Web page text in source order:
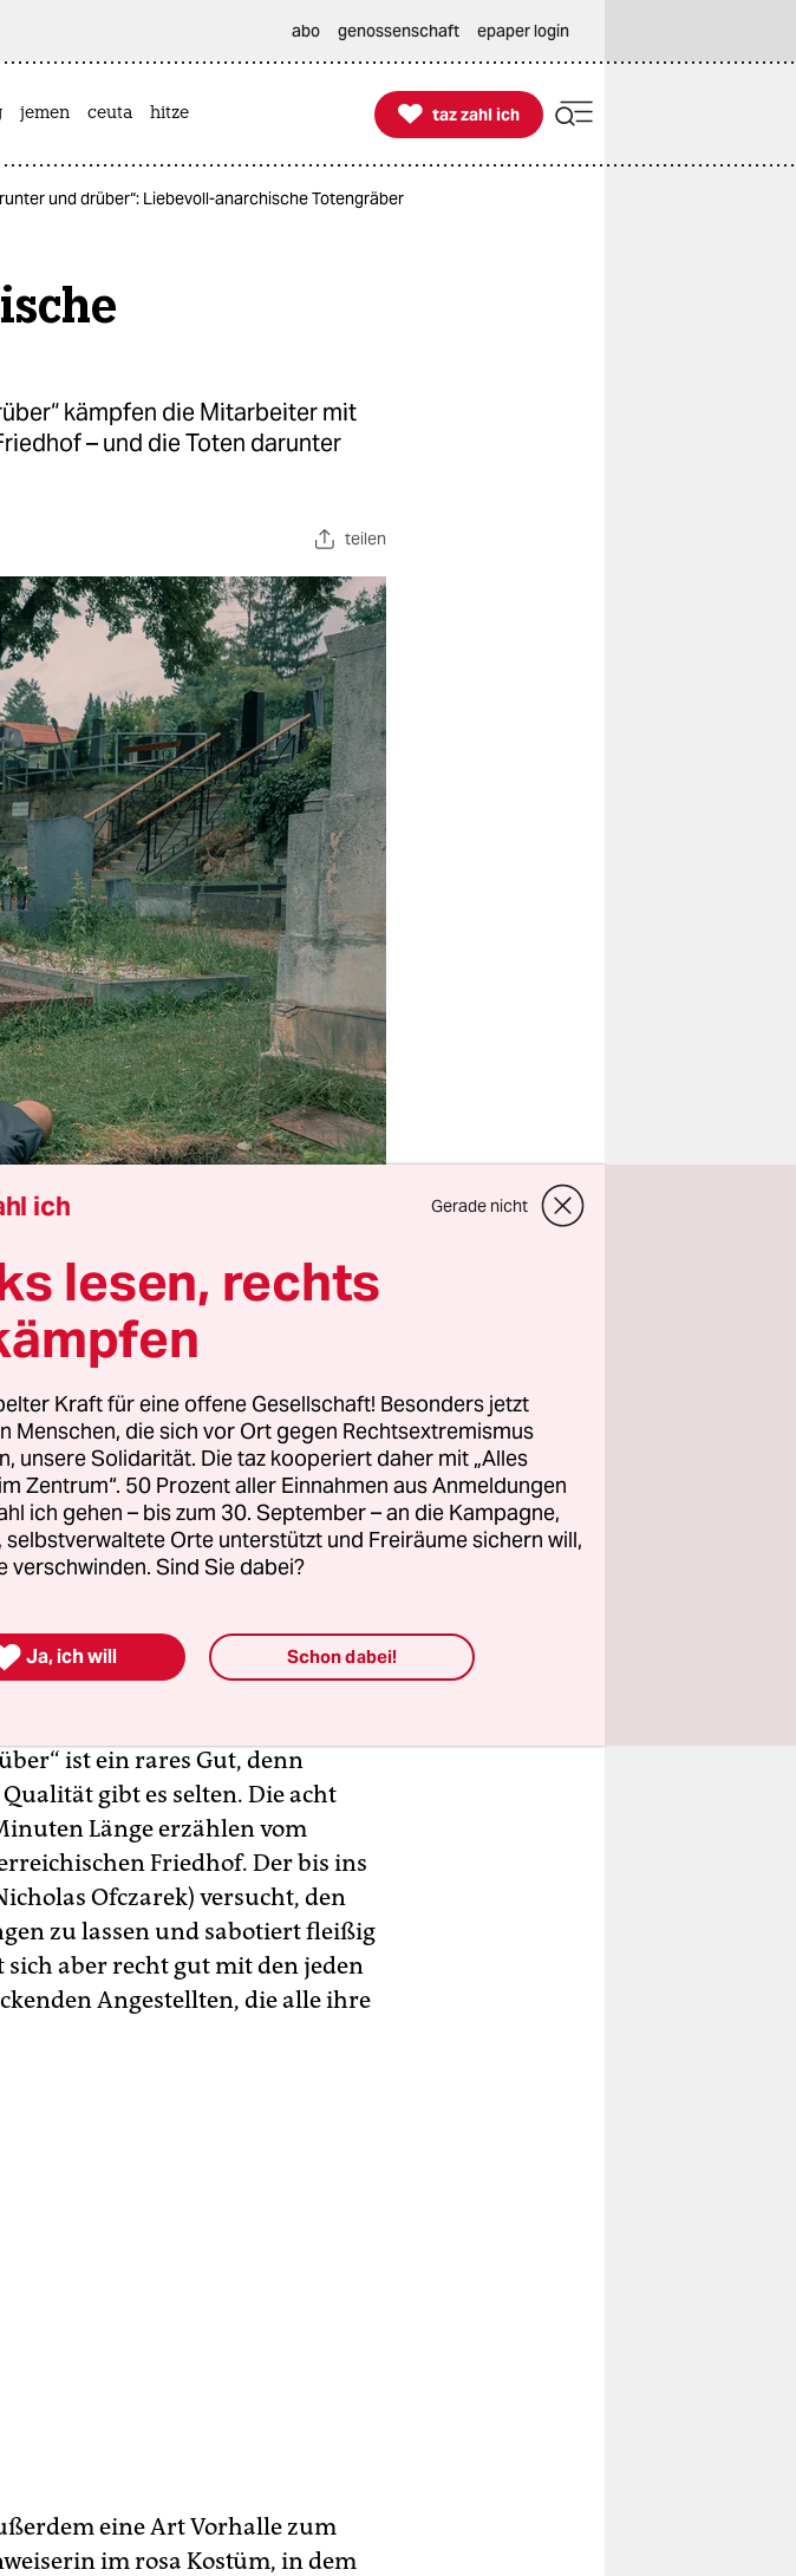
abo genossenschaft epaper login
jemen ceuta hitze 
taz zahl ich
taz zahl ich
und drüber“: Liebevoll-anarchische Totengräber
kämpfen die Mitarbeiter mit
– und die Toten darunter
teilen
Friedhofsleiter Heli
Vorgesetzten endlich Chef
Aber der fiese Amtsleiter
Strich durch die Rechnung. Er
chaotisch ist, dass sie schon mal
Brand setzt.
ist ein rares Gut, denn
gibt es selten. Die acht
Länge erzählen vom
Friedhof. Der bis ins
Ofczarek) versucht, den
zu lassen und sabotiert fleißig
sich aber recht gut mit den jeden
Angestellten, die alle ihre
eine Art Vorhalle zum
im rosa Kostüm, in dem
ich Gerade nicht
lesen, rechts
Kraft für eine offene Gesellschaft! Besonders jetzt
Menschen, die sich vor Ort gegen Rechtsextremismus
unsere Solidarität. Die taz kooperiert daher mit „Alles
Zentrum“. 50 Prozent aller Einnahmen aus Anmeldungen
ich gehen – bis zum 30. September – an die Kampagne,
selbstverwaltete Orte unterstützt und Freiräume sichern will,
verschwinden. Sind Sie dabei?
Ja, ich will Schon dabei!